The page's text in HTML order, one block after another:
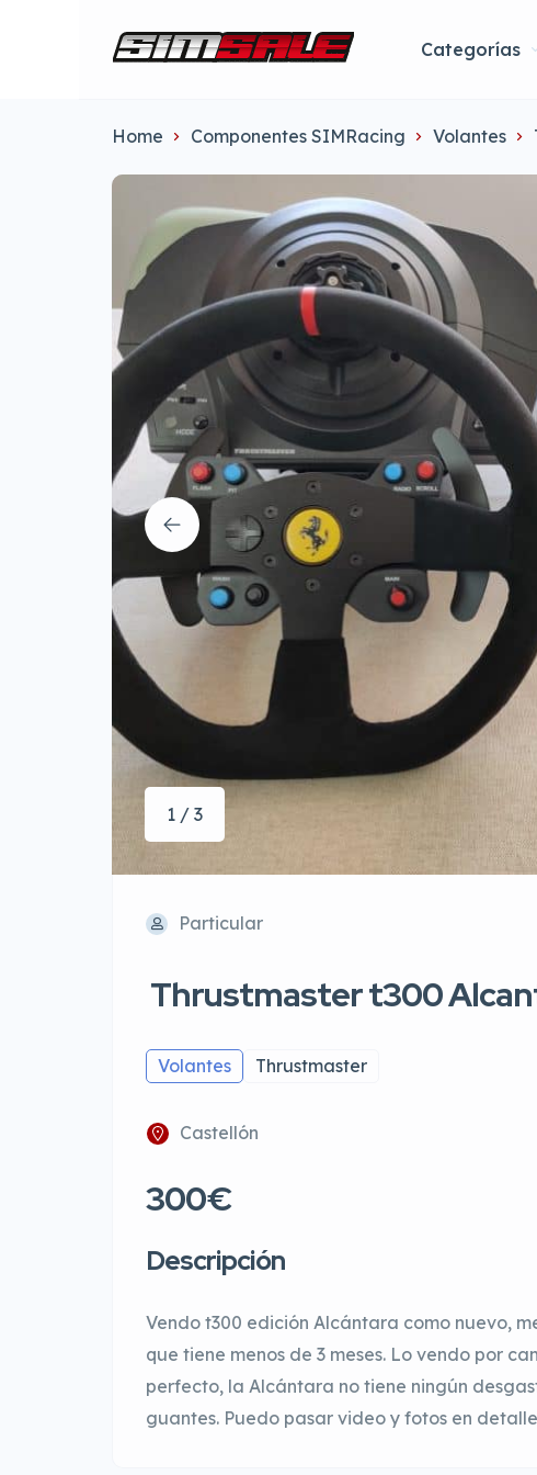
Categorías
Home Componentes SIMRacing Volantes
1 / 3
Particular
Thrustmaster t300
Volantes Thrustmaster
Castellón
300€
Descripción
Vendo t300 edición Alcántara como nuevo,
que tiene menos de 3 meses. Lo vendo por
perfecto, la Alcántara no tiene ningún
guantes. Puedo pasar video y fotos en